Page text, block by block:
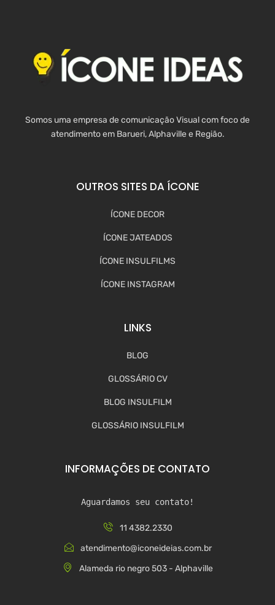
Somos uma empresa de comunicação Visual com foco de
atendimento em Barueri, Alphaville e Região.
OUTROS SITES DA ÍCONE
ÍCONE DECOR
ÍCONE JATEADOS
ÍCONE INSULFILMS
ÍCONE INSTAGRAM
LINKS
BLOG
GLOSSÁRIO CV
BLOG INSULFILM
GLOSSÁRIO INSULFILM
INFORMAÇÕES DE CONTATO
Aguardamos seu contato!
11 4382.2330
atendimento@iconeideias.com.br
Alameda rio negro 503 - Alphaville